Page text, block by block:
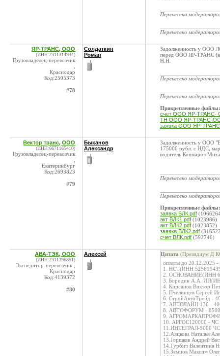
Перенесено
Перенесено
ЯР-ТРАНС, ООО
(ИНН:2311314934)
Грузовладелец-перевозчик
Краснодар
Код:2505373
#78
Солдаткин
Роман
Задолженность у ООО
перед ООО ЯР-ТРАНС
Н.Н.
Перенесено
Перенесено
Прикрепленные файлы:
счет ООО ЯР-ТРАНС-
ТН ООО ЯР-ТРАНС-
заявка ООО ЯР-
Вектор транс, ООО
(ИНН:6671165410)
Грузовладелец-перевозчик
Екатеринбург
Код:2693823
#79
Быканов
Александр
Задолженность у ООО
175000 рубл. с НДС,
водитель Кошкаров
Перенесено
Перенесено
Прикрепленные файлы:
заявка ВЛК.pdf
акт ВЛК1.pdf (1023986)
акт ВЛК2.pdf (1023852)
заявка ВЛК2.pdf
счет ВЛК.pdf (592746)
АВА-ТЭК, ООО
(ИНН:2311296851)
Экспедитор-перевозчик ,
Краснодар
Код:4139372
#80
Алексей Цитата (Президиум Д
оплаты до 20.12.2025
1. НСТ(ИНН
2. ОСНОВАНИЕ(ИНН
3. Бородин А.А.
4. Кирсанов Виктор
5. Пчелинцев Сергей
6. СтройАвтоТрейд -
7. АВТОЛАЙН 136 -
8. АВТОФОРУМ -
9. АГРОМАРКАПРОФИ
10. АРГОС120000 - ЧС
11.ИНТЕГРАЛ-5000
12.Аяцкова Наталья
13.Горшков Андрей
14.Гурбич Валентина
15.Земцов Максим